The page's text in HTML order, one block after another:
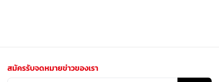
สมัครรับจดหมายข่าวของเรา